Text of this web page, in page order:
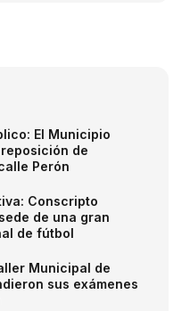
El Municipio
de
Perón
Conscripto
de una gran
de fútbol
Municipal de
sus exámenes